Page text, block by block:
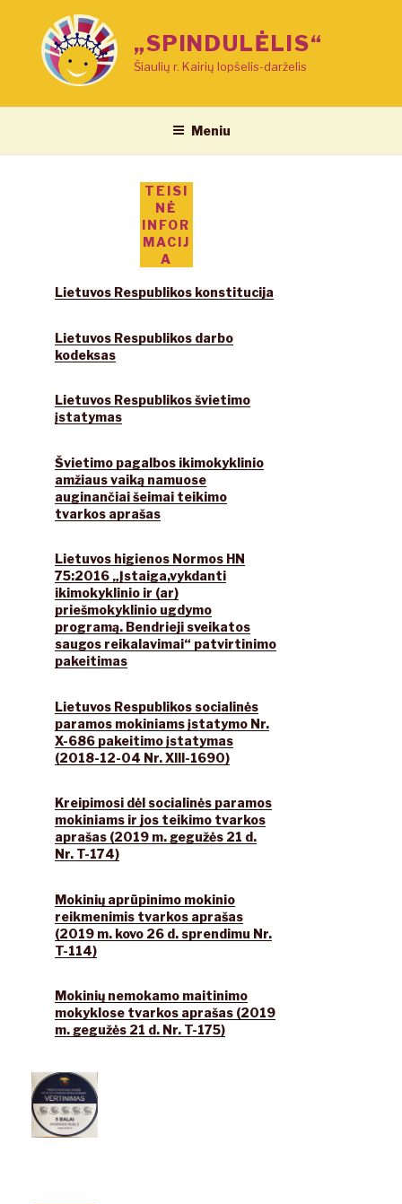
„SPINDULĖLIS“
Šiaulių r. Kairių lopšelis-darželis
Meniu
TEISI
NĖ
INFOR
MACIJ
A
Lietuvos Respublikos konstitucija
Lietuvos Respublikos darbo
kodeksas
Lietuvos Respublikos švietimo
įstatymas
Švietimo pagalbos ikimokyklinio
amžiaus vaiką namuose
auginančiai šeimai teikimo
tvarkos aprašas
Lietuvos higienos Normos HN
75:2016 „Įstaiga,vykdanti
ikimokyklinio ir (ar)
priešmokyklinio ugdymo
programą. Bendrieji sveikatos
saugos reikalavimai“ patvirtinimo
pakeitimas
Lietuvos Respublikos socialinės
paramos mokiniams įstatymo Nr.
X-686 pakeitimo įstatymas
(2018-12-04 Nr. XIII-1690)
Kreipimosi dėl socialinės paramos
mokiniams ir jos teikimo tvarkos
aprašas (2019 m. gegužės 21 d.
Nr. T-174)
Mokinių aprūpinimo mokinio
reikmenimis tvarkos aprašas
(2019 m. kovo 26 d. sprendimu Nr.
T-114)
Mokinių nemokamo maitinimo
mokyklose tvarkos aprašas (2019
m. gegužės 21 d. Nr. T-175)